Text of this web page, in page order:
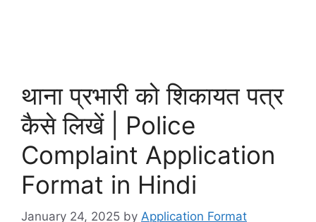
थाना प्रभारी को शिकायत पत्र
कैसे लिखें | Police
Complaint Application
Format in Hindi
January 24, 2025 by Application Format